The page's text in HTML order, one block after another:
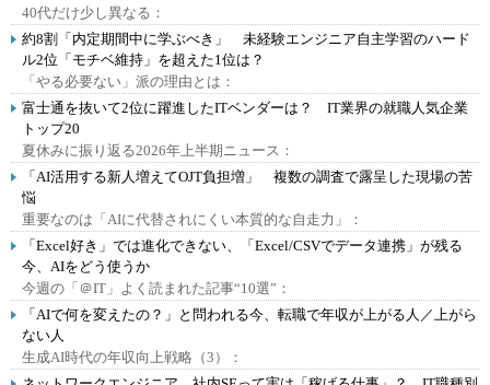
40代だけ少し異なる：
約8割「内定期間中に学ぶべき」 未経験エンジニア自主学習のハード
ル2位「モチベ維持」を超えた1位は？
「やる必要ない」派の理由とは：
富士通を抜いて2位に躍進したITベンダーは？ IT業界の就職人気企業
トップ20
夏休みに振り返る2026年上半期ニュース：
「AI活用する新人増えてOJT負担増」 複数の調査で露呈した現場の苦
悩
重要なのは「AIに代替されにくい本質的な自走力」：
「Excel好き」では進化できない、「Excel/CSVでデータ連携」が残る
今、AIをどう使うか
今週の「＠IT」よく読まれた記事“10選”：
「AIで何を変えたの？」と問われる今、転職で年収が上がる人／上がら
ない人
生成AI時代の年収向上戦略（3）：